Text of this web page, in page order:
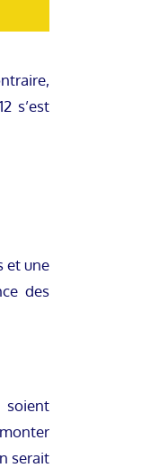
s’est
et une
des
soient
serait